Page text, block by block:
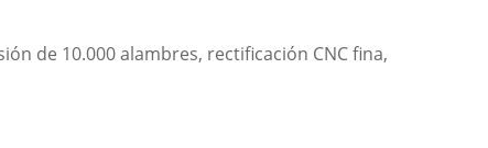
de 10.000 alambres, rectificación CNC fina,